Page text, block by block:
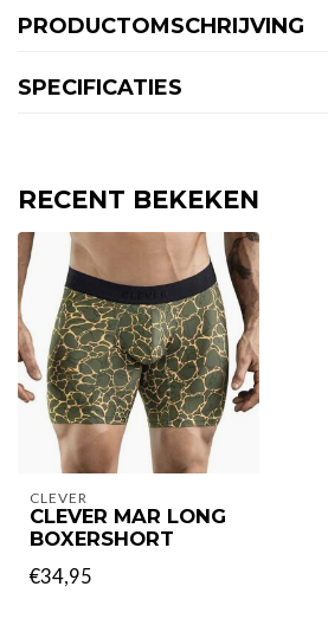
PRODUCTOMSCHRIJVING
SPECIFICATIES
RECENT BEKEKEN
CLEVER
CLEVER MAR LONG
BOXERSHORT
€34,95